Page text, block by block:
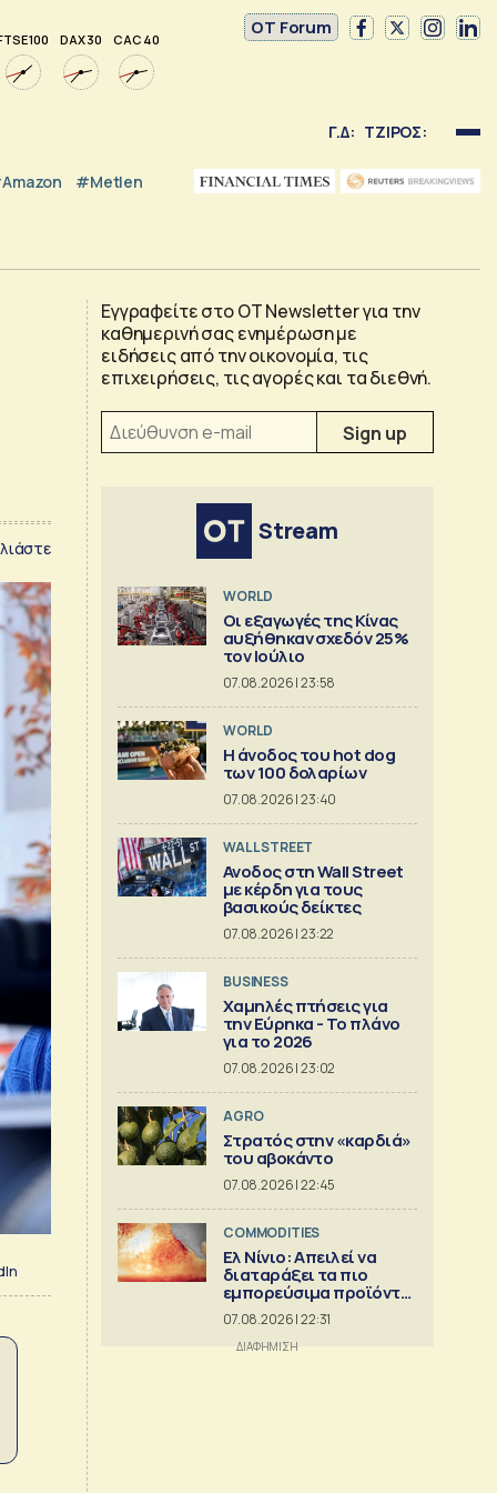
100 DAX 30 CAC 40
OT Forum
Γ.Δ: ΤΖΙΡΟΣ:
#Metlen
Εγγραφείτε στο OT Newsletter για την
καθημερινή σας ενημέρωση με
ειδήσεις από την οικονομία, τις
επιχειρήσεις, τις αγορές και τα διεθνή.
Stream
WORLD
Οι εξαγωγές της Κίνας
αυξήθηκαν σχεδόν 25%
τον Ιούλιο
07.08.2026 | 23:58
WORLD
Η άνοδος του hot dog
των 100 δολαρίων
07.08.2026 | 23:40
WALL STREET
Ανοδος στη Wall Street
με κέρδη για τους
βασικούς δείκτες
07.08.2026 | 23:22
BUSINESS
Χαμηλές πτήσεις για
την Εύρηκα - Το πλάνο
για το 2026
07.08.2026 | 23:02
AGRO
Στρατός στην «καρδιά»
του αβοκάντο
07.08.2026 | 22:45
COMMODITIES
Ελ Νίνιο: Απειλεί να
διαταράξει τα πιο
εμπορεύσιμα προϊόντα
στον κόσμο
07.08.2026 | 22:31